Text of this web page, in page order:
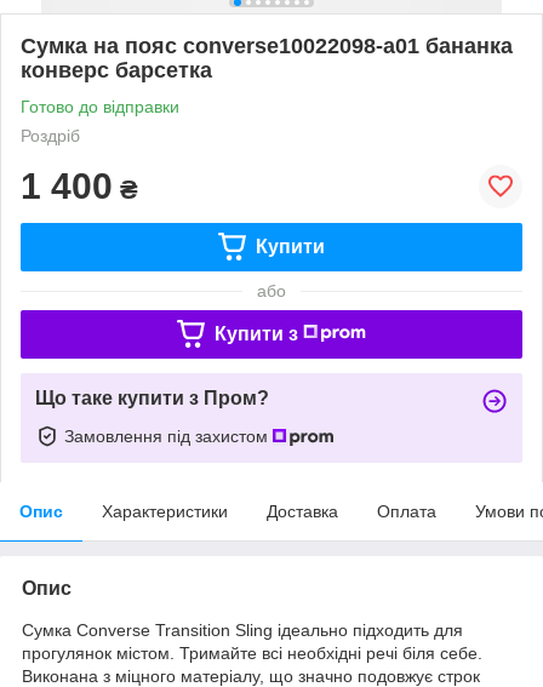
Сумка на пояс converse10022098-a01 бананка
конверс барсетка
Готово до відправки
Роздріб
1 400 ₴
Купити
або
Купити з
Що таке купити з Пром?
Замовлення під захистом
Опис Характеристики Доставка Оплата Умови
Опис
Сумка Converse Transition Sling ідеально підходить для
прогулянок містом. Тримайте всі необхідні речі біля себе.
Виконана з міцного матеріалу, що значно подовжує строк